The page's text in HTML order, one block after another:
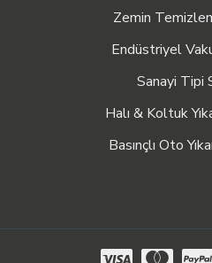
Zemin
Endüstriyel
Sanayi Tipi
Halı & Koltuk
Basınçlı Oto